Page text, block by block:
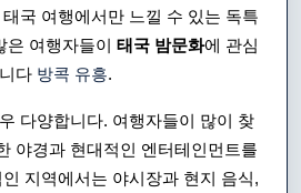
로
즐
는
방
국 여행에서만 느낄 수 있는 독특
은 여행자들이 태국 밤문화에 관심
다 방콕 유흥.
다양합니다. 여행자들이 많이 찾
야경과 현대적인 엔터테인먼트를
지역에서는 야시장과 현지 음식,